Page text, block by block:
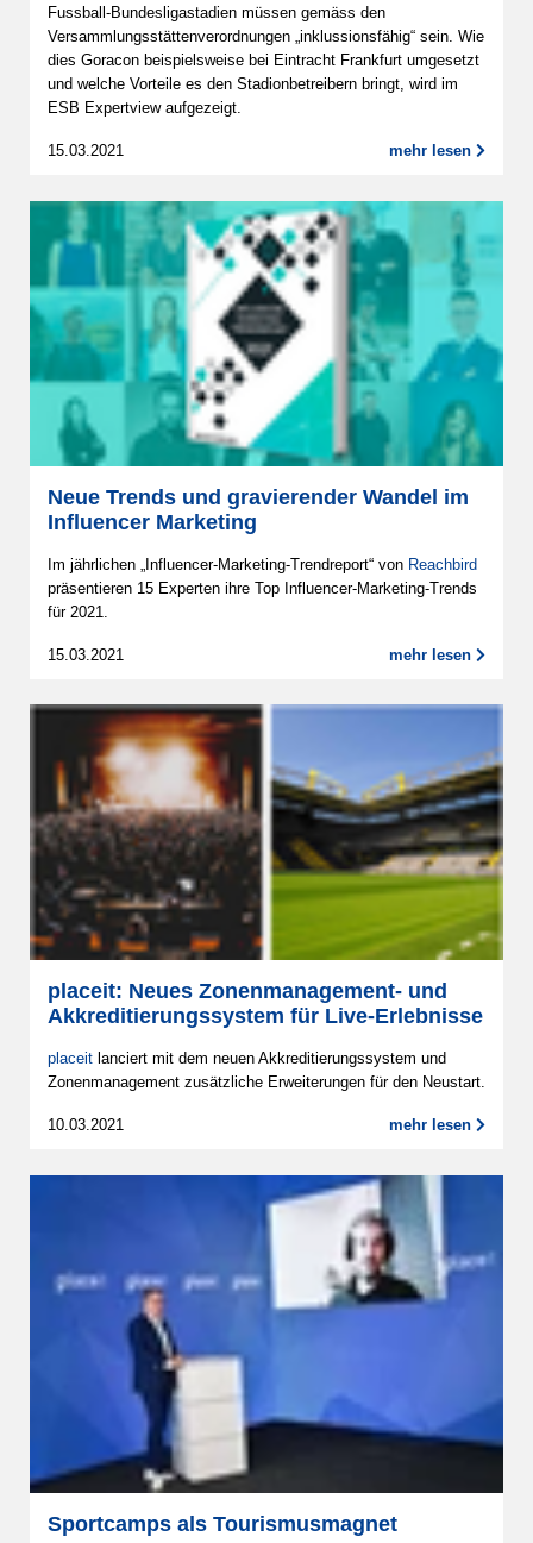
Fussball-Bundesligastadien müssen gemäss den
Versammlungsstättenverordnungen „inklussionsfähig“ sein. Wie
dies Goracon beispielsweise bei Eintracht Frankfurt umgesetzt
und welche Vorteile es den Stadionbetreibern bringt, wird im
ESB Expertview aufgezeigt.
15.03.2021 mehr lesen
Neue Trends und gravierender Wandel im
Influencer Marketing
Im jährlichen „Influencer-Marketing-Trendreport“ von Reachbird
präsentieren 15 Experten ihre Top Influencer-Marketing-Trends
für 2021.
15.03.2021 mehr lesen
placeit: Neues Zonenmanagement- und
Akkreditierungssystem für Live-Erlebnisse
placeit lanciert mit dem neuen Akkreditierungssystem und
Zonenmanagement zusätzliche Erweiterungen für den Neustart.
10.03.2021 mehr lesen
Sportcamps als Tourismusmagnet